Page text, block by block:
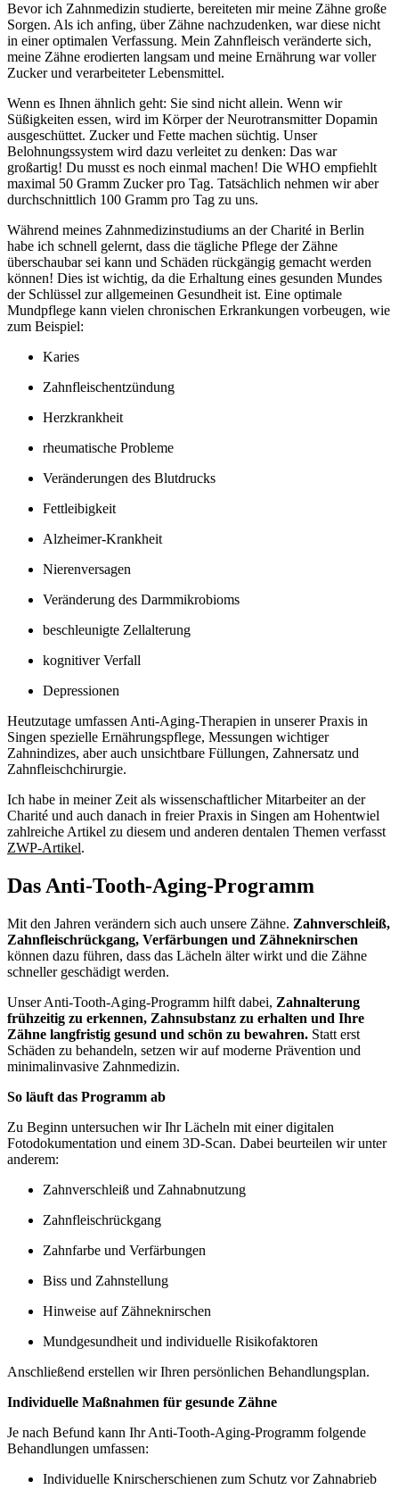
Bevor ich Zahnmedizin studierte, bereiteten mir meine Zähne große
Sorgen. Als ich anfing, über Zähne nachzudenken, war diese nicht
in einer optimalen Verfassung. Mein Zahnfleisch veränderte sich,
meine Zähne erodierten langsam und meine Ernährung war voller
Zucker und verarbeiteter Lebensmittel.
Wenn es Ihnen ähnlich geht: Sie sind nicht allein. Wenn wir
Süßigkeiten essen, wird im Körper der Neurotransmitter Dopamin
ausgeschüttet. Zucker und Fette machen süchtig. Unser
Belohnungssystem wird dazu verleitet zu denken: Das war
großartig! Du musst es noch einmal machen! Die WHO empfiehlt
maximal 50 Gramm Zucker pro Tag. Tatsächlich nehmen wir aber
durchschnittlich 100 Gramm pro Tag zu uns.
Während meines Zahnmedizinstudiums an der Charité in Berlin
habe ich schnell gelernt, dass die tägliche Pflege der Zähne
überschaubar sei kann und Schäden rückgängig gemacht werden
können! Dies ist wichtig, da die Erhaltung eines gesunden Mundes
der Schlüssel zur allgemeinen Gesundheit ist. Eine optimale
Mundpflege kann vielen chronischen Erkrankungen vorbeugen, wie
zum Beispiel:
Karies
Zahnfleischentzündung
Herzkrankheit
rheumatische Probleme
Veränderungen des Blutdrucks
Fettleibigkeit
Alzheimer-Krankheit
Nierenversagen
Veränderung des Darmmikrobioms
beschleunigte Zellalterung
kognitiver Verfall
Depressionen
Heutzutage umfassen Anti-Aging-Therapien in unserer Praxis in
Singen spezielle Ernährungspflege, Messungen wichtiger
Zahnindizes, aber auch unsichtbare Füllungen, Zahnersatz und
Zahnfleischchirurgie.
Ich habe in meiner Zeit als wissenschaftlicher Mitarbeiter an der
Charité und auch danach in freier Praxis in Singen am Hohentwiel
zahlreiche Artikel zu diesem und anderen dentalen Themen verfasst
ZWP-Artikel.
Das Anti-Tooth-Aging-Programm
Mit den Jahren verändern sich auch unsere Zähne. Zahnverschleiß,
Zahnfleischrückgang, Verfärbungen und Zähneknirschen
können dazu führen, dass das Lächeln älter wirkt und die Zähne
schneller geschädigt werden.
Unser Anti-Tooth-Aging-Programm hilft dabei, Zahnalterung
frühzeitig zu erkennen, Zahnsubstanz zu erhalten und Ihre
Zähne langfristig gesund und schön zu bewahren. Statt erst
Schäden zu behandeln, setzen wir auf moderne Prävention und
minimalinvasive Zahnmedizin.
So läuft das Programm ab
Zu Beginn untersuchen wir Ihr Lächeln mit einer digitalen
Fotodokumentation und einem 3D-Scan. Dabei beurteilen wir unter
anderem:
Zahnverschleiß und Zahnabnutzung
Zahnfleischrückgang
Zahnfarbe und Verfärbungen
Biss und Zahnstellung
Hinweise auf Zähneknirschen
Mundgesundheit und individuelle Risikofaktoren
Anschließend erstellen wir Ihren persönlichen Behandlungsplan.
Individuelle Maßnahmen für gesunde Zähne
Je nach Befund kann Ihr Anti-Tooth-Aging-Programm folgende
Behandlungen umfassen:
Individuelle Knirscherschienen zum Schutz vor Zahnabrieb